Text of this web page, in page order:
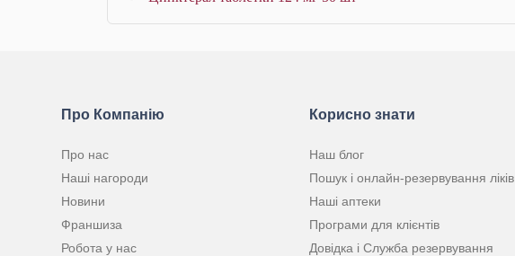
Про Компанію
Про нас
Наші нагороди
Новини
Франшиза
Робота у нас
Корисно знати
Наш блог
Пошук і онлайн-резервування ліків
Наші аптеки
Програми для клієнтів
Довідка і Служба резервування